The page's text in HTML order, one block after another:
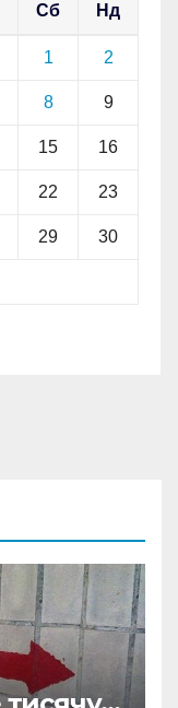
Сб Нд
1 2
8 9
15 16
22 23
29 30